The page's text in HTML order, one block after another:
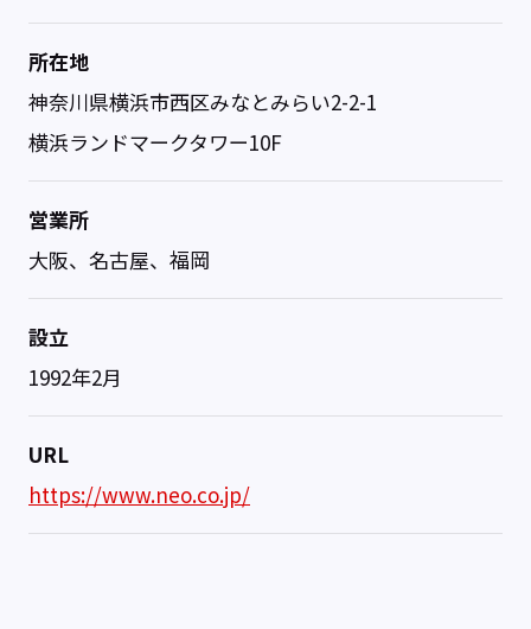
所在地
神奈川県横浜市西区みなとみらい2-2-1
横浜ランドマークタワー10F
営業所
大阪、名古屋、福岡
設立
1992年2月
URL
https://www.neo.co.jp/